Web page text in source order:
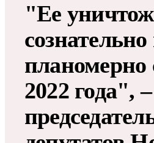
"Ее
сознательно
планомерно
2022 года",